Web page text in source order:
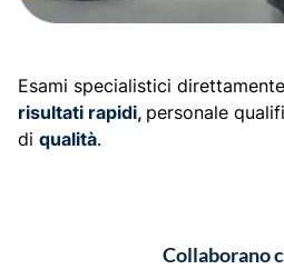
Esami specialistici
risultati rapidi, personale
di qualità.
Collaborano